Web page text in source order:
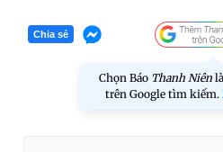
Chia sẻ
Chọn Báo Thanh Niên
trên Google tìm kiếm.